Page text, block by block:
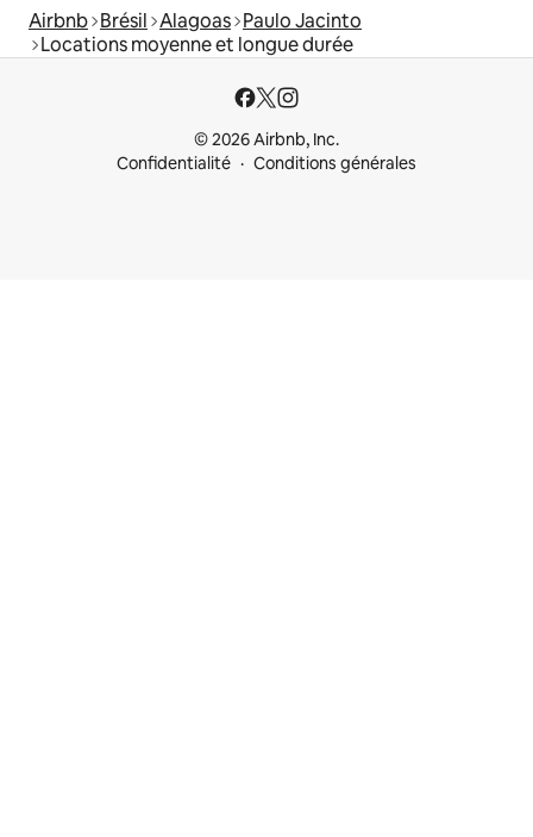
Airbnb Brésil Alagoas Paulo Jacinto
Locations moyenne et longue durée
© 2026 Airbnb, Inc.
Confidentialité
Conditions générales